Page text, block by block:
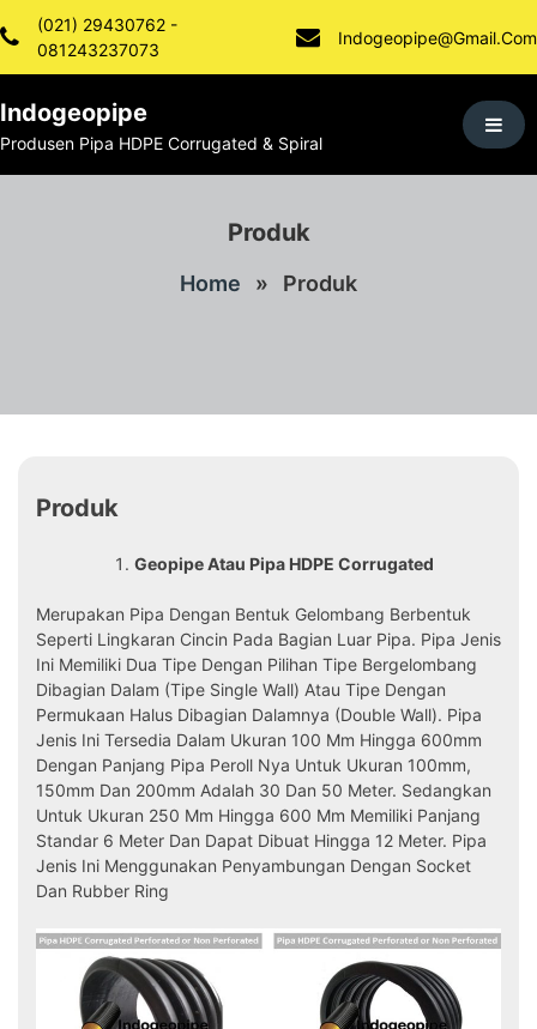
To
Content
(021) 29430762 -
081243237073
Indogeopipe@gmail.com
Indogeopipe
Produsen Pipa HDPE Corrugated & Spiral
Produk
Home » Produk
Produk
Geopipe Atau Pipa HDPE Corrugated
Merupakan Pipa Dengan Bentuk Gelombang Berbentuk
Seperti Lingkaran Cincin Pada Bagian Luar Pipa. Pipa Jenis
Ini Memiliki Dua Tipe Dengan Pilihan Tipe Bergelombang
Dibagian Dalam (tipe Single Wall) Atau Tipe Dengan
Permukaan Halus Dibagian Dalamnya (double Wall). Pipa
Jenis Ini Tersedia Dalam Ukuran 100 Mm Hingga 600mm
Dengan Panjang Pipa Peroll Nya Untuk Ukuran 100mm,
150mm Dan 200mm Adalah 30 Dan 50 Meter. Sedangkan
Untuk Ukuran 250 Mm Hingga 600 Mm Memiliki Panjang
Standar 6 Meter Dan Dapat Dibuat Hingga 12 Meter. Pipa
Jenis Ini Menggunakan Penyambungan Dengan Socket
Dan Rubber Ring